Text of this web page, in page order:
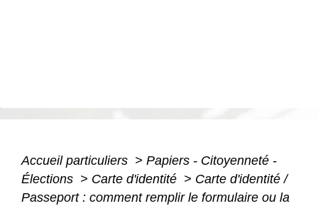
Accueil particuliers > Papiers - Citoyenneté -
Élections > Carte d'identité > Carte d'identité /
Passeport : comment remplir le formulaire ou la